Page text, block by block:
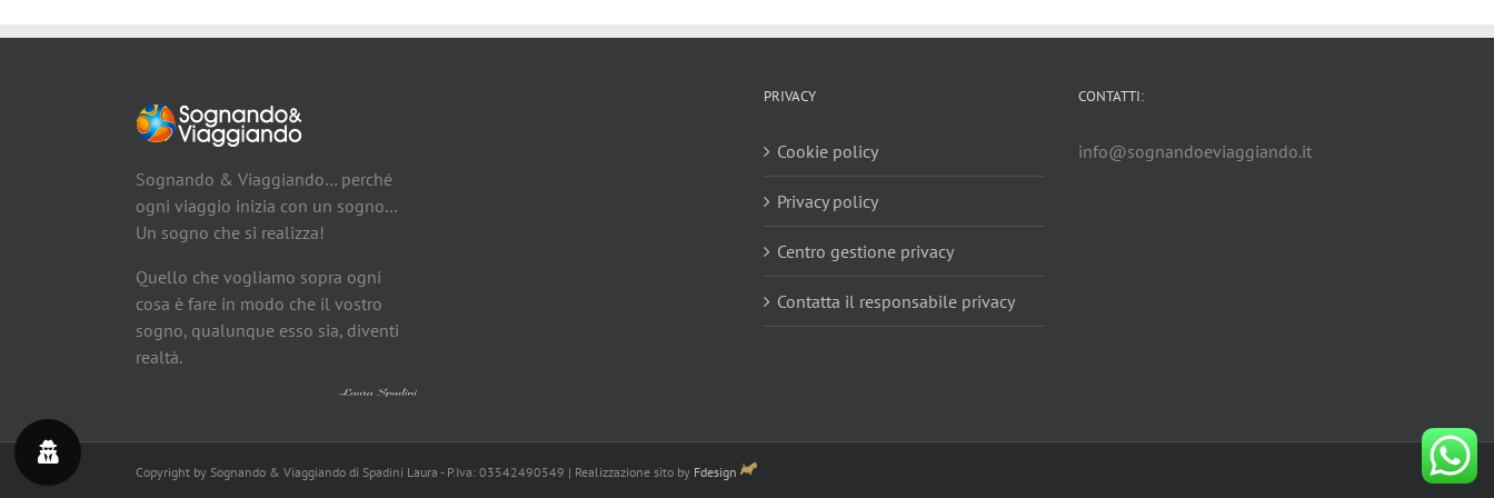
Sognando & Viaggiando… perché
ogni viaggio inizia con un sogno…
Un sogno che si realizza!
Quello che vogliamo sopra ogni
cosa è fare in modo che il vostro
sogno, qualunque esso sia, diventi
realtà.
PRIVACY
Cookie policy
Privacy policy
Centro gestione privacy
Contatta il responsabile privacy
CONTATTI:
info@sognandoeviaggiando.it
Copyright by Sognando & Viaggiando di Spadini Laura - P.Iva: 03542490549 | Realizzazione sito by Fdesign